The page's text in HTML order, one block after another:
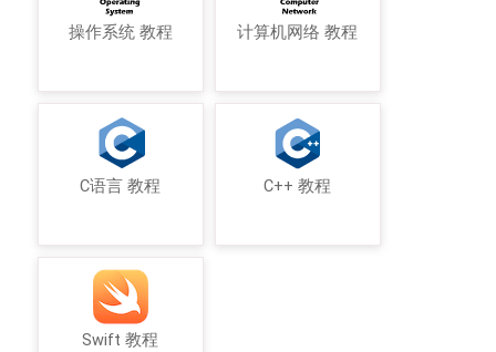
操作系统 教程 计算机网络 教程
C语言 教程 C++ 教程
Swift 教程